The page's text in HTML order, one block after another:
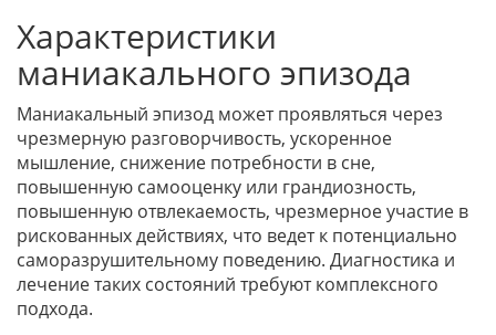
Характеристики
маниакального эпизода
Маниакальный эпизод может проявляться через
чрезмерную разговорчивость, ускоренное
мышление, снижение потребности в сне,
повышенную самооценку или грандиозность,
повышенную отвлекаемость, чрезмерное участие в
рискованных действиях, что ведет к потенциально
саморазрушительному поведению. Диагностика и
лечение таких состояний требуют комплексного
подхода.